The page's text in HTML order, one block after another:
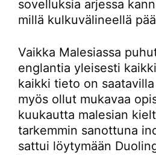
sovelluksia arjessa
millä kulkuvälineellä
Vaikka Malesiassa
englantia yleisesti
kaikki tieto on
myös ollut mukavaa
kuukautta malesian
tarkemmin sanottuna
sattui löytymään